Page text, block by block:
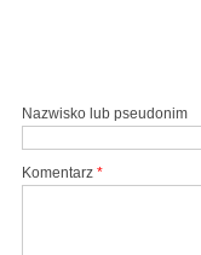
Nazwisko lub pseudonim
Komentarz *